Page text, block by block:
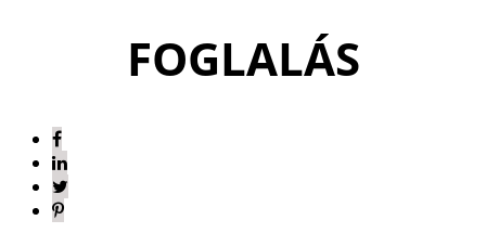
FOGLALÁS